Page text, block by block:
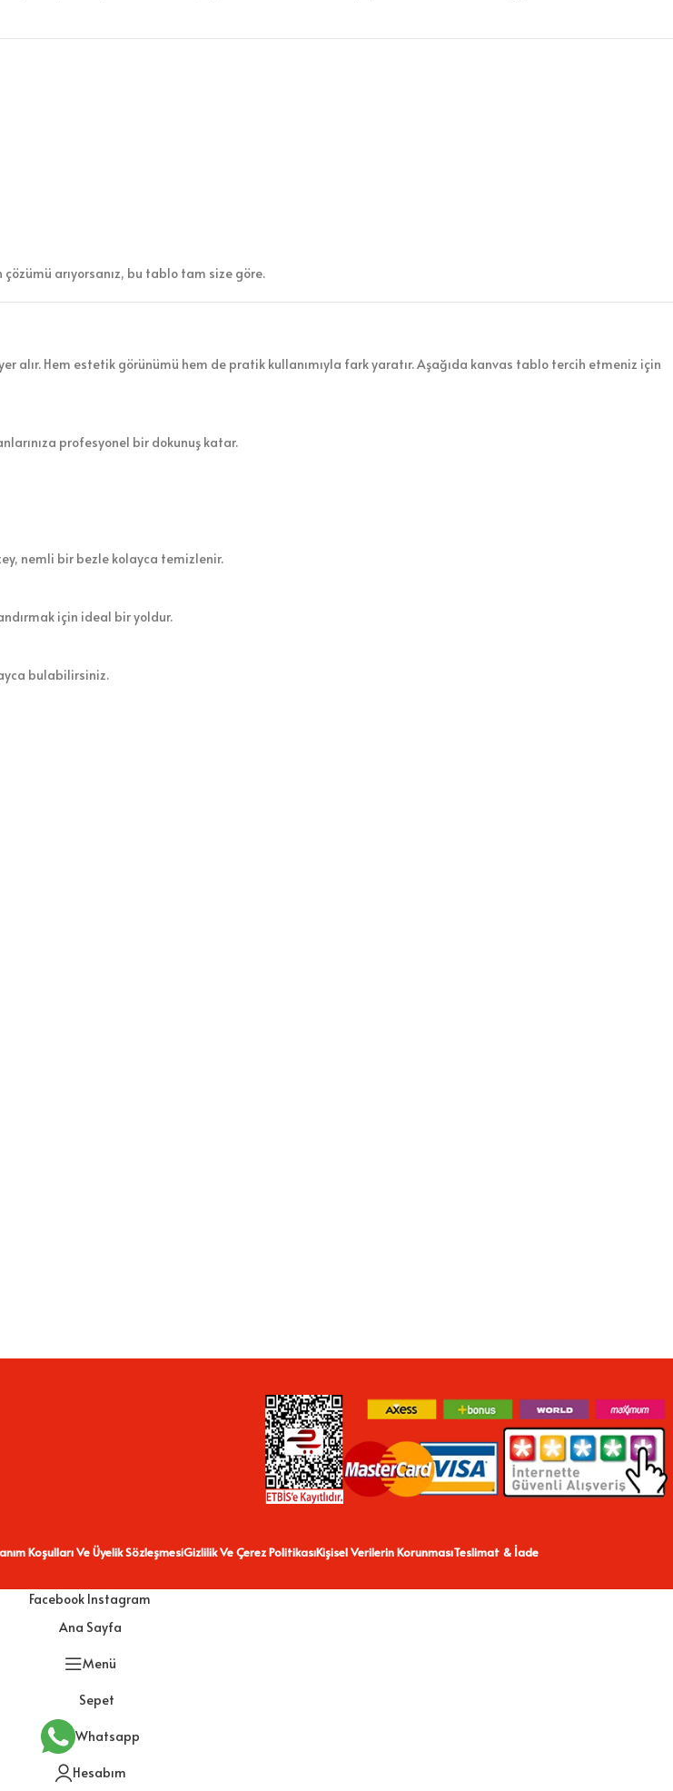
arıyorsanız, bu tablo tam size göre.
alır. Hem estetik görünümü hem de pratik kullanımıyla fark yaratır. Aşağıda kanvas tablo tercih etmeniz için
profesyonel bir dokunuş katar.
nemli bir bezle kolayca temizlenir.
için ideal bir yoldur.
bulabilirsiniz.
Koşulları Ve Üyelik SözleşmesiGizlilik Ve Çerez PolitikasıKişisel Verilerin KorunmasıTeslimat & İade
Facebook Instagram
Ana Sayfa
Menü
Sepet
Whatsapp
Hesabım